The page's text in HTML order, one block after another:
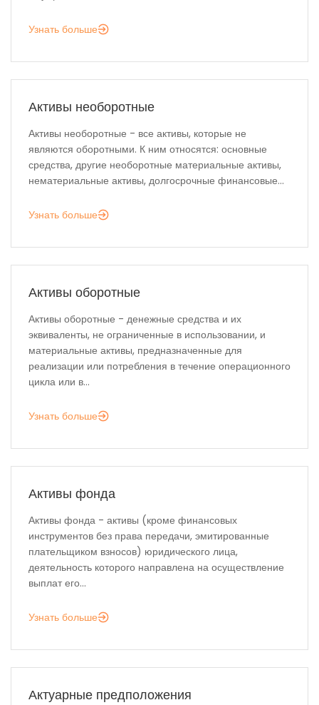
Узнать больше
Активы необоротные
Активы необоротные - все активы, которые не
являются оборотными. К ним относятся: основные
средства, другие необоротные материальные активы,
нематериальные активы, долгосрочные финансовые...
Узнать больше
Активы оборотные
Активы оборотные - денежные средства и их
эквиваленты, не ограниченные в использовании, и
материальные активы, предназначенные для
реализации или потребления в течение операционного
цикла или в...
Узнать больше
Активы фонда
Активы фонда - активы (кроме финансовых
инструментов без права передачи, эмитированные
плательщиком взносов) юридического лица,
деятельность которого направлена на осуществление
выплат его...
Узнать больше
Актуарные предположения